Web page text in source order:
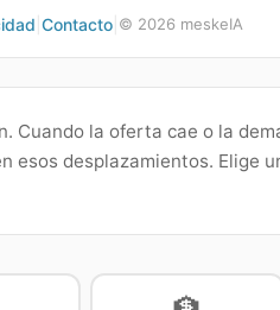
Contacto| © 2026 meskeIA
Cuando la oferta cae o la
esos desplazamientos. Elige